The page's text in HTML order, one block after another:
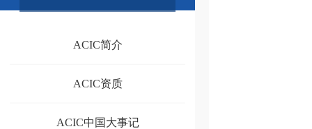
ACIC简介
ACIC资质
ACIC中国大事记